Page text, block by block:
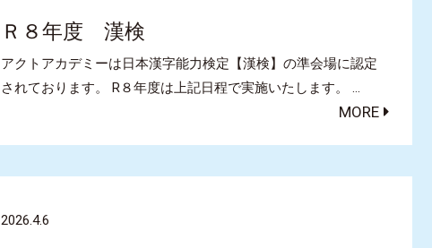
Ｒ８年度 漢検
アクトアカデミーは日本漢字能力検定【漢検】の準会場に認定
されております。 R８年度は上記日程で実施いたします。 …
MORE
2026.4.6